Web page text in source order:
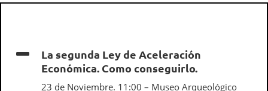
La segunda Ley de Aceleración
Económica. Como conseguirlo.
23 de Noviembre. 11:00 – Museo Arqueológico